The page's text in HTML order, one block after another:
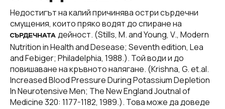
Недостигът на калий причинява остри сърдечни
смущения, които пряко водят до спиране на
СЪРДЕЧНАТА дейност. (Stills, M. and Young, V., Modern
Nutrition in Health and Desease; Seventh edition, Lea
and Febiger; Philadelphia, 1988.). Той води и до
повишаване на кръвното налягане. (Krishna, G. et.al.
Increased Blood Pressure During Potassium Depletion
In Neurotensive Men; The New England Joutnal of
Medicine 320: 1177-1182, 1989.). Това може да доведе